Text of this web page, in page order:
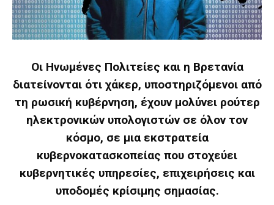
Οι Ηνωμένες Πολιτείες και η Βρετανία
διατείνονται ότι χάκερ, υποστηριζόμενοι από
τη ρωσική κυβέρνηση, έχουν μολύνει ρούτερ
ηλεκτρονικών υπολογιστών σε όλον τον
κόσμο, σε μια εκστρατεία
κυβερνοκατασκοπείας που στοχεύει
κυβερνητικές υπηρεσίες, επιχειρήσεις και
υποδομές κρίσιμης σημασίας.